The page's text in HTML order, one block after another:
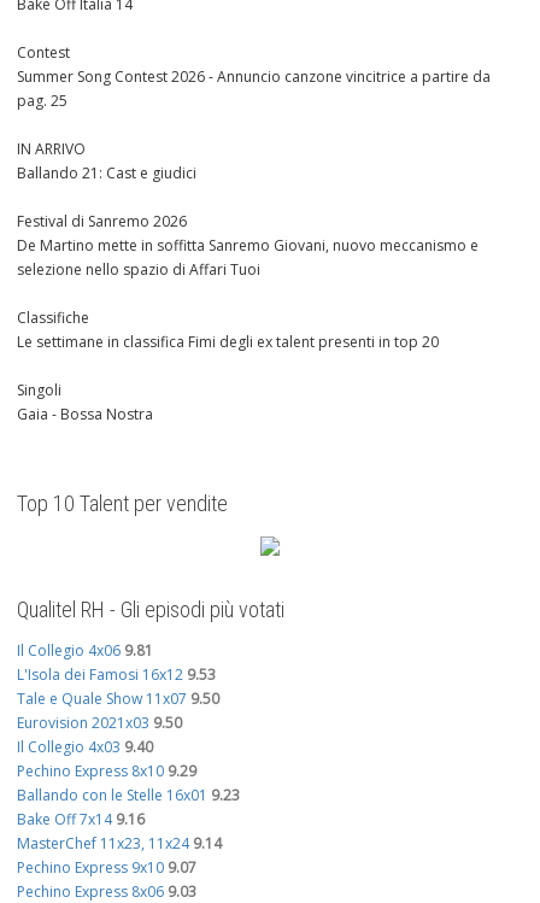
Bake Off Italia 14
Contest
Summer Song Contest 2026 - Annuncio canzone vincitrice a partire da
pag. 25
IN ARRIVO
Ballando 21: Cast e giudici
Festival di Sanremo 2026
De Martino mette in soffitta Sanremo Giovani, nuovo meccanismo e
selezione nello spazio di Affari Tuoi
Classifiche
Le settimane in classifica Fimi degli ex talent presenti in top 20
Singoli
Gaia - Bossa Nostra
Top 10 Talent per vendite
Qualitel RH - Gli episodi più votati
Il Collegio 4x06 9.81
L'Isola dei Famosi 16x12 9.53
Tale e Quale Show 11x07 9.50
Eurovision 2021x03 9.50
Il Collegio 4x03 9.40
Pechino Express 8x10 9.29
Ballando con le Stelle 16x01 9.23
Bake Off 7x14 9.16
MasterChef 11x23, 11x24 9.14
Pechino Express 9x10 9.07
Pechino Express 8x06 9.03